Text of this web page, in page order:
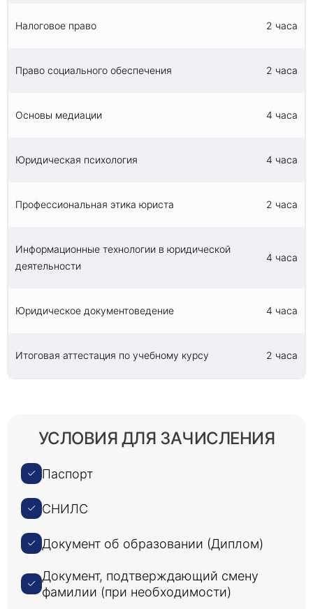
Налоговое право 2 часа
Право социального обеспечения 2 часа
Основы медиации 4 часа
Юридическая психология 4 часа
Профессиональная этика юриста 2 часа
Информационные технологии в юридической
деятельности
4 часа
Юридическое документоведение 4 часа
Итоговая аттестация по учебному курсу 2 часа
УСЛОВИЯ ДЛЯ ЗАЧИСЛЕНИЯ
Паспорт
СНИЛС
Документ об образовании (Диплом)
Документ, подтверждающий смену
фамилии (при необходимости)